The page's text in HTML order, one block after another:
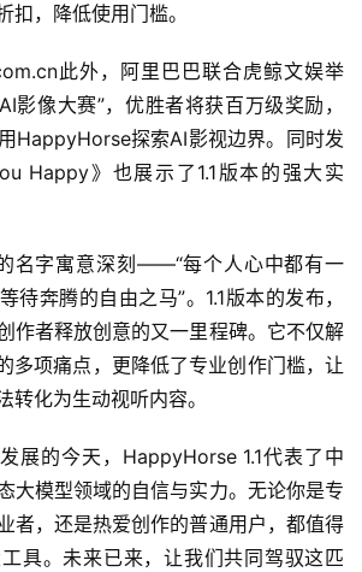
注册
扣，降低使用门槛。
此外，阿里巴巴联合虎鲸文娱举
影像大赛”，优胜者将获百万级奖励，
HappyHorse探索AI影视边界。同时发
Happy》也展示了1.1版本的强大实
名字寓意深刻——“每个人心中都有一
待奔腾的自由之马”。1.1版本的发布，
作者释放创意的又一里程碑。它不仅解
多项痛点，更降低了专业创作门槛，让
转化为生动视听内容。
展的今天，HappyHorse 1.1代表了中
大模型领域的自信与实力。无论你是专
者，还是热爱创作的普通用户，都值得
具。未来已来，让我们共同驾驭这匹